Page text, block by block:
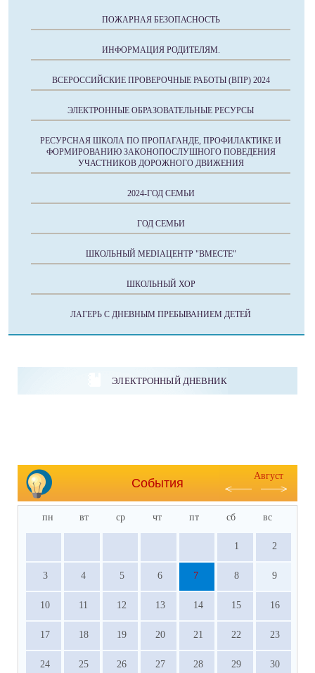
ПОЖАРНАЯ БЕЗОПАСНОСТЬ
ИНФОРМАЦИЯ РОДИТЕЛЯМ.
ВСЕРОССИЙСКИЕ ПРОВЕРОЧНЫЕ РАБОТЫ (ВПР) 2024
ЭЛЕКТРОННЫЕ ОБРАЗОВАТЕЛЬНЫЕ РЕСУРСЫ
РЕСУРСНАЯ ШКОЛА ПО ПРОПАГАНДЕ, ПРОФИЛАКТИКЕ И
ФОРМИРОВАНИЮ ЗАКОНОПОСЛУШНОГО ПОВЕДЕНИЯ
УЧАСТНИКОВ ДОРОЖНОГО ДВИЖЕНИЯ
2024-ГОД СЕМЬИ
ГОД СЕМЬИ
ШКОЛЬНЫЙ MEDIAЦЕНТР "ВМЕСТЕ"
ШКОЛЬНЫЙ ХОР
ЛАГЕРЬ С ДНЕВНЫМ ПРЕБЫВАНИЕМ ДЕТЕЙ
ЭЛЕКТРОННЫЙ ДНЕВНИК
События
Август
пн вт ср чт пт сб вс
1 2
3 4 5 6 7 8 9
10 11 12 13 14 15 16
17 18 19 20 21 22 23
24 25 26 27 28 29 30